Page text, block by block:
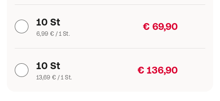
10 St
6,99 € / 1 St.
€ 69,90
10 St
13,69 € / 1 St.
€ 136,90